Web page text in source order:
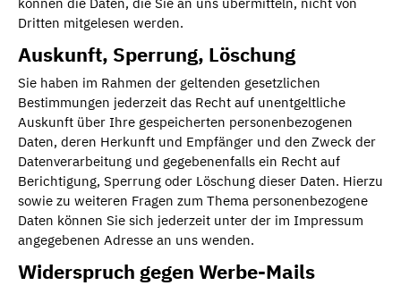
Dritten mitgelesen werden.
Auskunft, Sperrung, Löschung
Sie haben im Rahmen der geltenden gesetzlichen
Bestimmungen jederzeit das Recht auf unentgeltliche
Auskunft über Ihre gespeicherten personenbezogenen
Daten, deren Herkunft und Empfänger und den Zweck der
Datenverarbeitung und gegebenenfalls ein Recht auf
Berichtigung, Sperrung oder Löschung dieser Daten. Hierzu
sowie zu weiteren Fragen zum Thema personenbezogene
Daten können Sie sich jederzeit unter der im Impressum
angegebenen Adresse an uns wenden.
Widerspruch gegen Werbe-Mails